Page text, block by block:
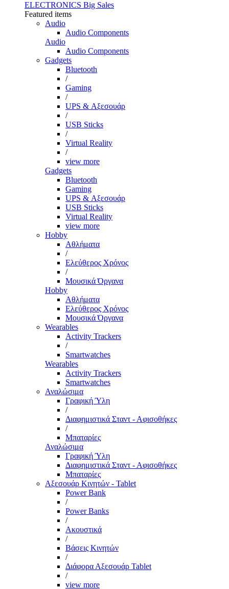
ELECTRONICS Big Sales
Featured items
Audio
Audio Components
Audio
Audio Components
Gadgets
Bluetooth
/
Gaming
/
UPS & Αξεσουάρ
/
USB Sticks
/
Virtual Reality
/
view more
Gadgets
Bluetooth
Gaming
UPS & Αξεσουάρ
USB Sticks
Virtual Reality
view more
Hobby
Αθλήματα
/
Ελεύθερος Χρόνος
/
Μουσικά Όργανα
Hobby
Αθλήματα
Ελεύθερος Χρόνος
Μουσικά Όργανα
Wearables
Activity Trackers
/
Smartwatches
Wearables
Activity Trackers
Smartwatches
Αναλώσιμα
Γραφική Ύλη
/
Διαφημιστικά Σταντ - Αφισοθήκες
/
Μπαταρίες
Αναλώσιμα
Γραφική Ύλη
Διαφημιστικά Σταντ - Αφισοθήκες
Μπαταρίες
Αξεσουάρ Κινητών - Tablet
Power Bank
/
Power Banks
/
Ακουστικά
/
Βάσεις Κινητών
/
Διάφορα Αξεσουάρ Tablet
/
view more